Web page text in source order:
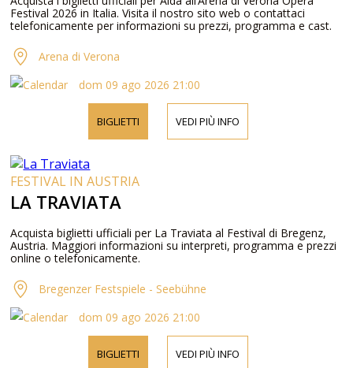
Festival 2026 in Italia. Visita il nostro sito web o contattaci
telefonicamente per informazioni su prezzi, programma e cast.
Arena di Verona
dom 09 ago 2026 21:00
BIGLIETTI VEDI PIÙ INFO
FESTIVAL IN AUSTRIA
LA TRAVIATA
Acquista biglietti ufficiali per La Traviata al Festival di Bregenz,
Austria. Maggiori informazioni su interpreti, programma e prezzi
online o telefonicamente.
Bregenzer Festspiele - Seebühne
dom 09 ago 2026 21:00
BIGLIETTI VEDI PIÙ INFO